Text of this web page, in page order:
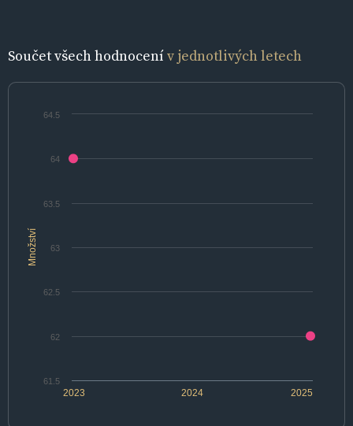
Součet všech hodnocenív jednotlivých letech
Množství
2024
2023 2025
61.5
62
62.5
63
63.5
64
64.5